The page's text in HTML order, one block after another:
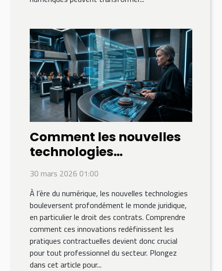
Comment les nouvelles
technologies
influencent-elles le droit
des contrats ?
30 mars 2026 01:00
À l’ère du numérique, les nouvelles technologies
bouleversent profondément le monde juridique,
en particulier le droit des contrats. Comprendre
comment ces innovations redéfinissent les
pratiques contractuelles devient donc crucial
pour tout professionnel du secteur. Plongez
dans cet article pour...